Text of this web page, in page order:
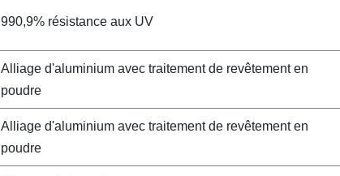
990,9% résistance aux UV
Alliage d'aluminium avec traitement de revêtement en
poudre
Alliage d'aluminium avec traitement de revêtement en
poudre